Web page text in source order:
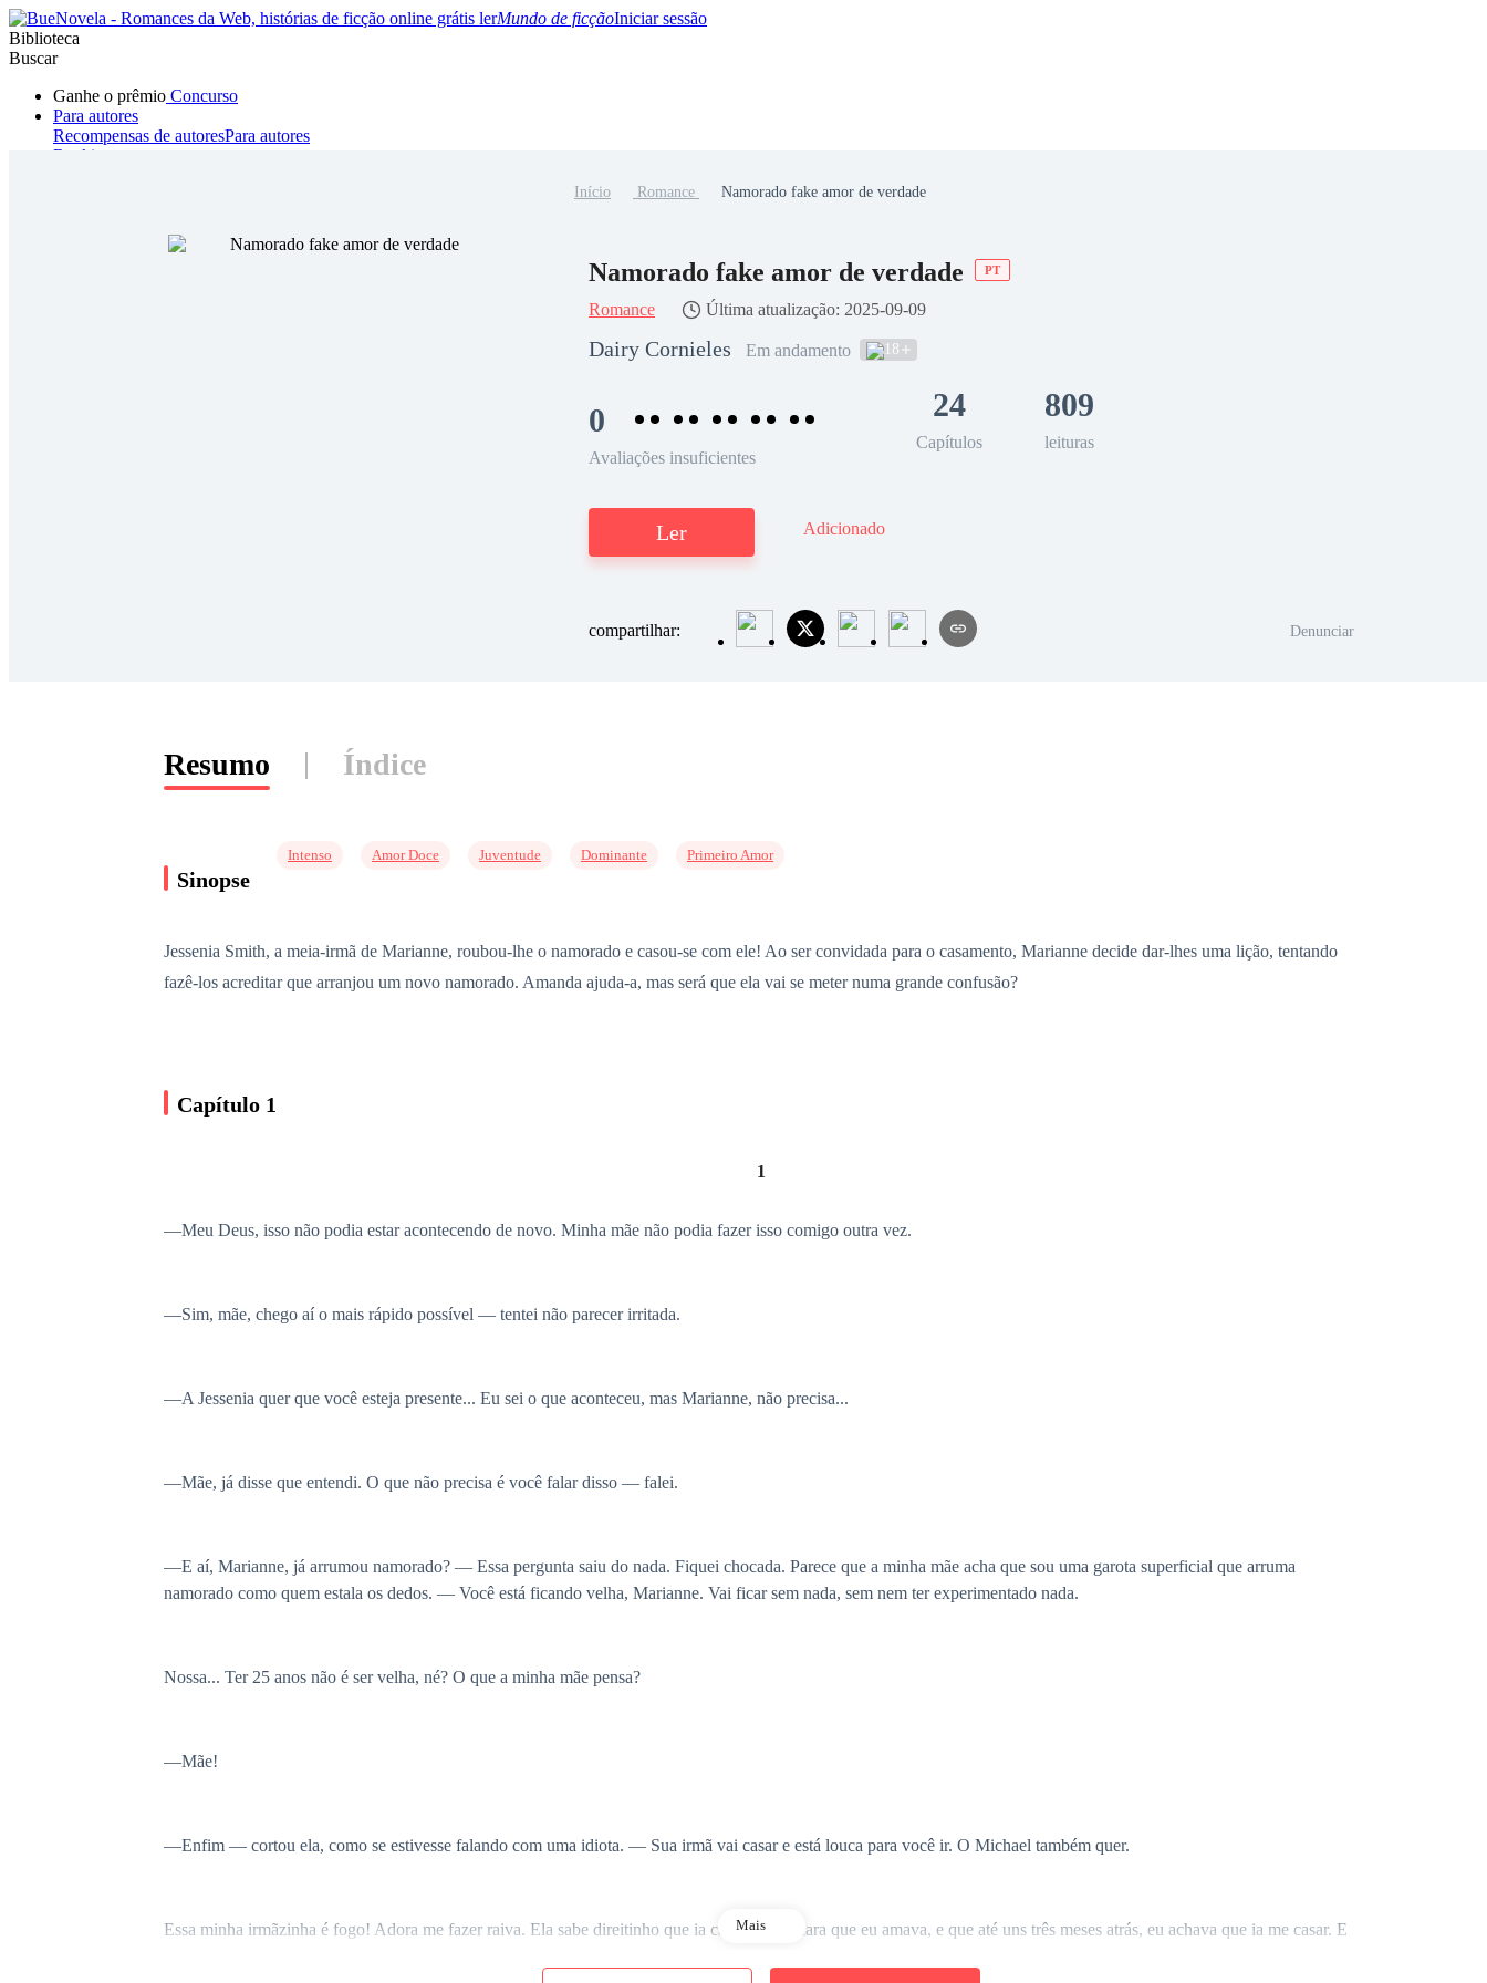
Mundo de ficçãoIniciar sessão
Biblioteca
Buscar
Ganhe o prêmio Concurso
Para autores
Recompensas de autoresPara autores
Ranking
Hombre lobo Mafia Sistema Fantasía Urbano
Início Romance Namorado fake amor de verdade
Namorado fake amor de verdade PT
Romance Última atualização: 2025-09-09
Dairy Cornieles Em andamento 18
0
Avaliações insuficientes
24
Capítulos
809
leituras
Ler Adicionado
compartilhar: Denunciar
Resumo Índice
Sinopse
Intenso Amor Doce Juventude Dominante Primeiro Amor
Jessenia Smith, a meia-irmã de Marianne, roubou-lhe o namorado e casou-se com ele! Ao ser convidada para o casamento, Marianne decide dar-lhes uma lição, tentando
fazê-los acreditar que arranjou um novo namorado. Amanda ajuda-a, mas será que ela vai se meter numa grande confusão?
Capítulo 1
1
—Meu Deus, isso não podia estar acontecendo de novo. Minha mãe não podia fazer isso comigo outra vez.
—Sim, mãe, chego aí o mais rápido possível — tentei não parecer irritada.
—A Jessenia quer que você esteja presente... Eu sei o que aconteceu, mas Marianne, não precisa...
—Mãe, já disse que entendi. O que não precisa é você falar disso — falei.
—E aí, Marianne, já arrumou namorado? — Essa pergunta saiu do nada. Fiquei chocada. Parece que a minha mãe acha que sou uma garota superficial que arruma
namorado como quem estala os dedos. — Você está ficando velha, Marianne. Vai ficar sem nada, sem nem ter experimentado nada.
Nossa... Ter 25 anos não é ser velha, né? O que a minha mãe pensa?
—Mãe!
—Enfim — cortou ela, como se estivesse falando com uma idiota. — Sua irmã vai casar e está louca para você ir. O Michael também quer.
Essa minha irmãzinha é fogo! Adora me fazer raiva. Ela sabe direitinho que ia casar com o cara que eu amava, e que até uns três meses atrás, eu achava que ia me casar. E
Mais